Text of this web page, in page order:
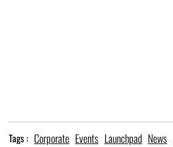
Tags : Corporate Events Launchpad News